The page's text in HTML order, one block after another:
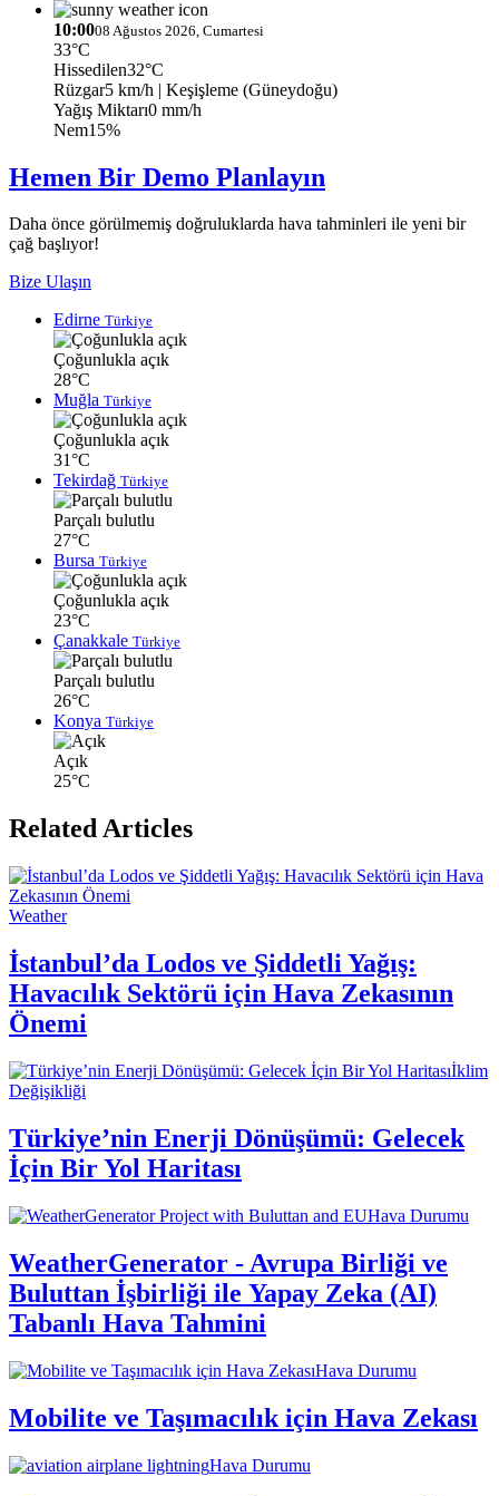
10:0008 Ağustos 2026, Cumartesi
33°C
Hissedilen32°C
Rüzgar5 km/h | Keşişleme (Güneydoğu)
Yağış Miktarı0 mm/h
Nem15%
Hemen Bir Demo Planlayın
Daha önce görülmemiş doğruluklarda hava tahminleri ile yeni bir
çağ başlıyor!
Bize Ulaşın
Edirne Türkiye
Çoğunlukla açık
28°C
Muğla Türkiye
Çoğunlukla açık
31°C
Tekirdağ Türkiye
Parçalı bulutlu
27°C
Bursa Türkiye
Çoğunlukla açık
23°C
Çanakkale Türkiye
Parçalı bulutlu
26°C
Konya Türkiye
Açık
25°C
Related Articles
Weather
İstanbul’da Lodos ve Şiddetli Yağış:
Havacılık Sektörü için Hava Zekasının
Önemi
İklim
Değişikliği
Türkiye’nin Enerji Dönüşümü: Gelecek
İçin Bir Yol Haritası
Hava Durumu
WeatherGenerator - Avrupa Birliği ve
Buluttan İşbirliği ile Yapay Zeka (AI)
Tabanlı Hava Tahmini
Hava Durumu
Mobilite ve Taşımacılık için Hava Zekası
Hava Durumu